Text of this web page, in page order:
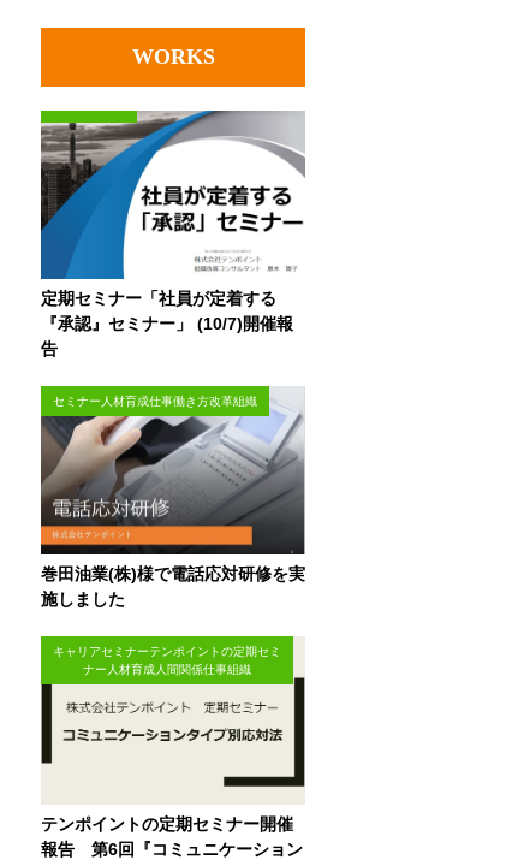
WORKS
定期セミナー「社員が定着する
『承認』セミナー」 (10/7)開催報
告
セミナー人材育成仕事働き方改革組織
巻田油業(株)様で電話応対研修を実
施しました
キャリアセミナーテンポイントの定期セミ
ナー人材育成人間関係仕事組織
テンポイントの定期セミナー開催
報告 第6回『コミュニケーション